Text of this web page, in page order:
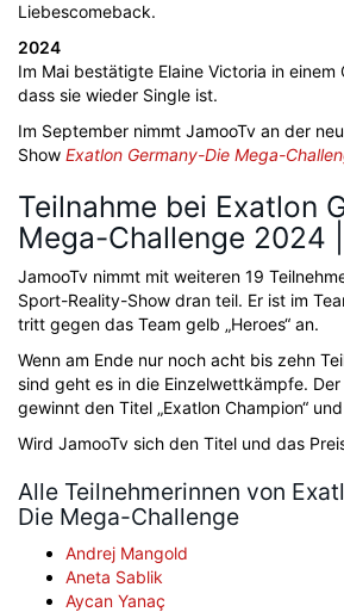
Liebescomeback.
2024
Im Mai bestätigte Elaine Victoria in einem
dass sie wieder Single ist.
Im September nimmt JamooTv an der
Show Exatlon Germany-Die Mega-
Teilnahme bei Exatlon
Mega-Challenge 2024
JamooTv nimmt mit weiteren 19
Sport-Reality-Show dran teil. Er ist im
tritt gegen das Team gelb „Heroes“ an.
Wenn am Ende nur noch acht bis zehn
sind geht es in die Einzelwettkämpfe.
gewinnt den Titel „Exatlon Champion“
Wird JamooTv sich den Titel und das
Alle Teilnehmerinnen von
Die Mega-Challenge
Andrej Mangold
Aneta Sablik
Aycan Yanaç